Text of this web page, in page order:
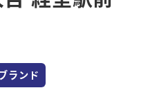
テゴリー
ランド